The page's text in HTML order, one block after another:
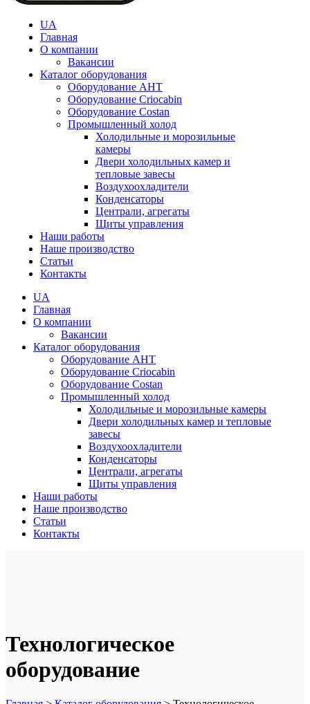
UA
Главная
О компании
Вакансии
Каталог оборудования
Оборудование AHT
Оборудование Criocabin
Оборудование Costan
Промышленный холод
Холодильные и морозильные
камеры
Двери холодильных камер и
тепловые завесы
Воздухоохладители
Конденсаторы
Централи, агрегаты
Щиты управления
Наши работы
Наше производство
Статьи
Контакты
UA
Главная
О компании
Вакансии
Каталог оборудования
Оборудование AHT
Оборудование Criocabin
Оборудование Costan
Промышленный холод
Холодильные и морозильные камеры
Двери холодильных камер и тепловые
завесы
Воздухоохладители
Конденсаторы
Централи, агрегаты
Щиты управления
Наши работы
Наше производство
Статьи
Контакты
Технологическое
оборудование